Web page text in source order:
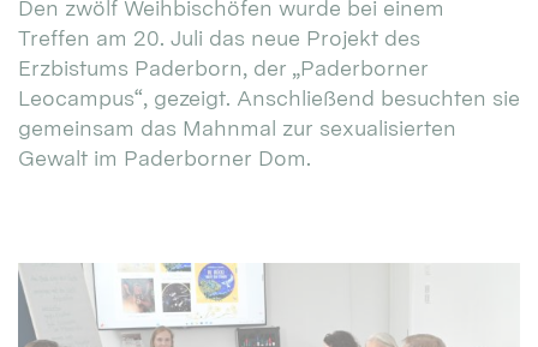
Den zwölf Weihbischöfen wurde bei einem
Treffen am 20. Juli das neue Projekt des
Erzbistums Paderborn, der „Paderborner
Leocampus“, gezeigt. Anschließend besuchten sie
gemeinsam das Mahnmal zur sexualisierten
Gewalt im Paderborner Dom.